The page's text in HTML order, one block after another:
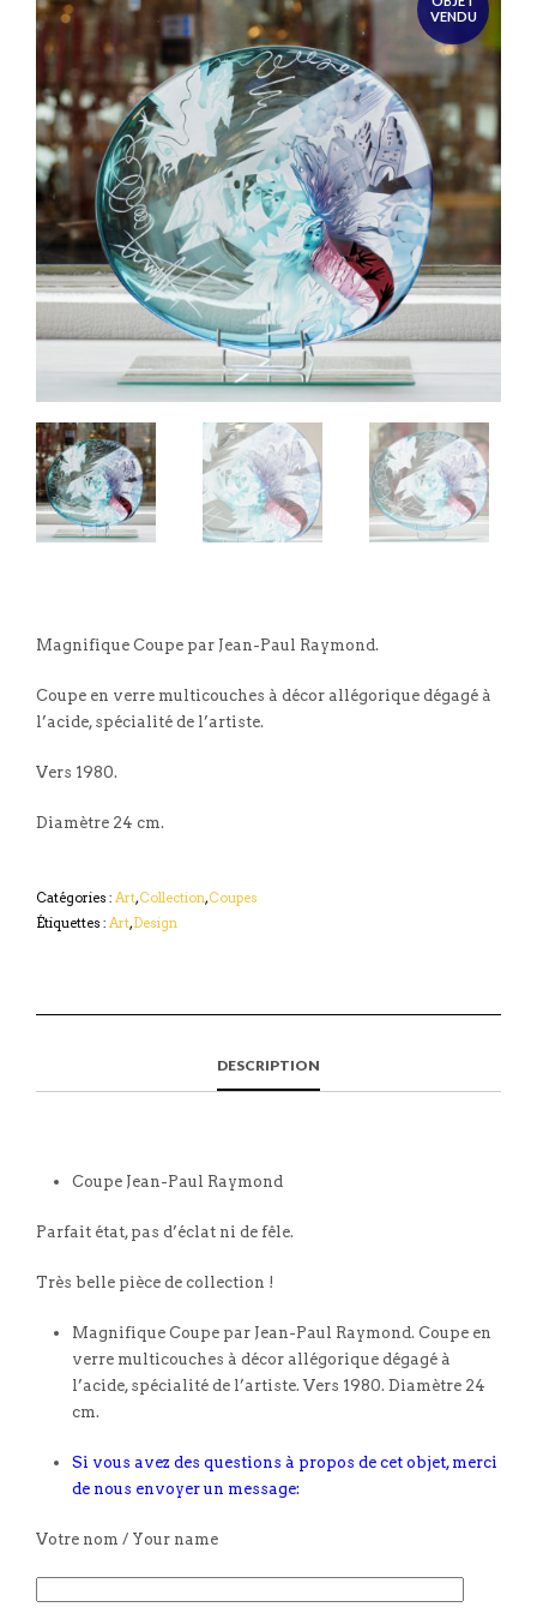
VENDU
Magnifique Coupe par Jean-Paul Raymond.
Coupe en verre multicouches à décor allégorique dégagé à
l’acide, spécialité de l’artiste.
Vers 1980.
Diamètre 24 cm.
Catégories : Art,Collection,Coupes
Étiquettes : Art,Design
DESCRIPTION
Coupe Jean-Paul Raymond
Parfait état, pas d’éclat ni de fêle.
Très belle pièce de collection !
Magnifique Coupe par Jean-Paul Raymond. Coupe en
verre multicouches à décor allégorique dégagé à
l’acide, spécialité de l’artiste. Vers 1980. Diamètre 24
cm.
Si vous avez des questions à propos de cet objet, merci
de nous envoyer un message:
Votre nom / Your name